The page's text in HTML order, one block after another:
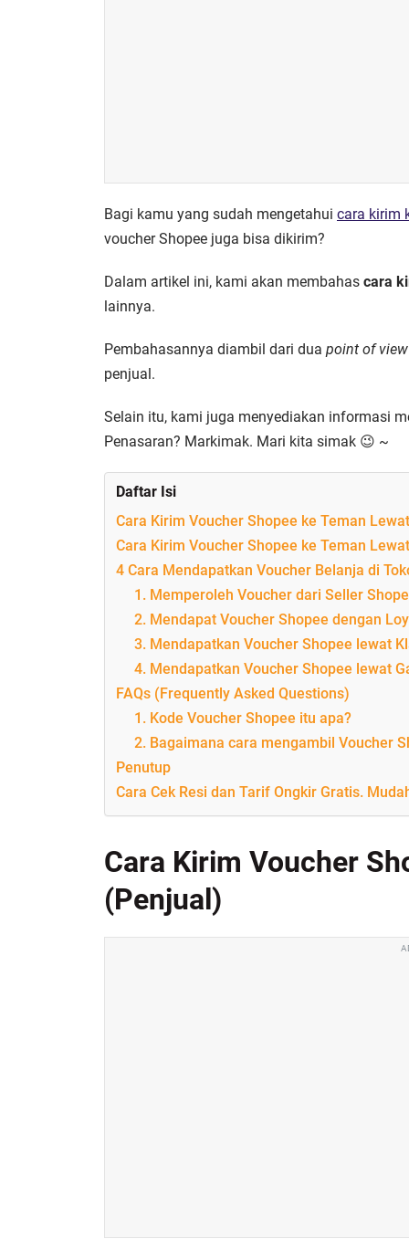
Bagi kamu yang sudah mengetahui cara kirim
voucher Shopee juga bisa dikirim?
Dalam artikel ini, kami akan membahas cara
lainnya.
Pembahasannya diambil dari dua point of view
penjual.
Selain itu, kami juga menyediakan informasi
Penasaran? Markimak. Mari kita simak 😉 ~
Daftar Isi
Cara Kirim Voucher Shopee ke Teman
Cara Kirim Voucher Shopee ke Teman
4 Cara Mendapatkan Voucher Belanja di
1. Memperoleh Voucher dari Seller
2. Mendapat Voucher Shopee dengan
3. Mendapatkan Voucher Shopee lewat
4. Mendapatkan Voucher Shopee lewat
FAQs (Frequently Asked Questions)
1. Kode Voucher Shopee itu apa?
2. Bagaimana cara mengambil Voucher
Penutup
Cara Cek Resi dan Tarif Ongkir Gratis.
Cara Kirim Voucher
(Penjual)